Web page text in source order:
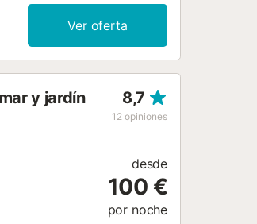
un máximo de 2
check-in....
Ver oferta
y jardín 8,7
12 opiniones
desde
100 €
por noche